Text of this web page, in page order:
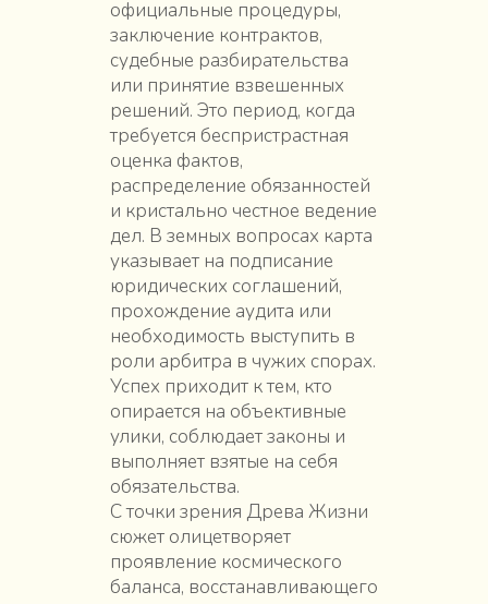
официальные процедуры,
заключение контрактов,
судебные разбирательства
или принятие взвешенных
решений. Это период, когда
требуется беспристрастная
оценка фактов,
распределение обязанностей
и кристально честное ведение
дел. В земных вопросах карта
указывает на подписание
юридических соглашений,
прохождение аудита или
необходимость выступить в
роли арбитра в чужих спорах.
Успех приходит к тем, кто
опирается на объективные
улики, соблюдает законы и
выполняет взятые на себя
обязательства.
С точки зрения Древа Жизни
сюжет олицетворяет
проявление космического
баланса, восстанавливающего